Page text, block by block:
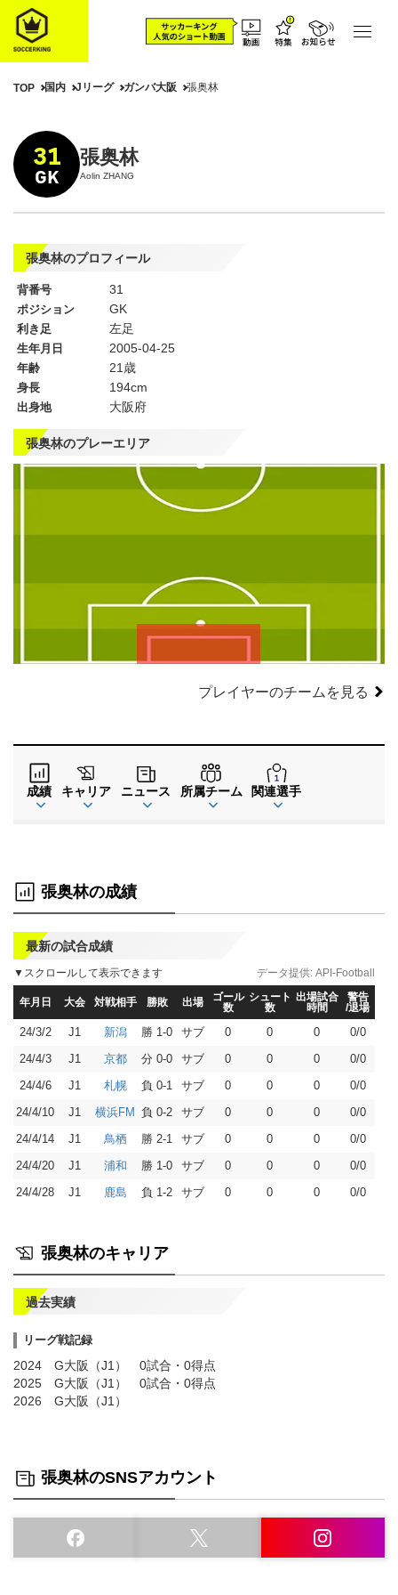
TOP 国内 Jリーグ ガンバ大阪 張奥林
31
GK
張奥林
Aolin ZHANG
張奥林のプロフィール
背番号 31
ポジション GK
利き足 左足
生年月日 2005-04-25
年齢 21歳
身長 194cm
出身地 大阪府
張奥林のプレーエリア
左
WG
CF
右
WG
CMF
CB
SB
GK
プレイヤーのチームを見る
成績 キャリア ニュース 所属チーム 関連選手
張奥林の成績
最新の試合成績
▼スクロールして表示できます
年月日 大会 対戦相手 勝敗 出場
ゴール
数
シュート
数
出場試合
時間
警告
/退場
24/3/2 J1 新潟 勝 1-0 サブ 0 0 0
0/0
24/4/3
J1 京都 分 0-0 サブ 0 0 0
0/0
24/4/6
J1 札幌 負 0-1 サブ 0 0 0
0/0
24/4/10
J1 横浜FM 負 0-2 サブ 0 0 0
0/0
24/4/14
J1 鳥栖 勝 2-1 サブ 0 0 0
0/0
24/4/20
J1 浦和 勝 1-0 サブ 0 0 0
0/0
24/4/28
J1 鹿島 負 1-2 サブ 0 0 0 0/0
データ提供: API-Football
張奥林のキャリア
過去実績
リーグ戦記録
2024 G大阪（J1） 0試合・0得点
2025 G大阪（J1） 0試合・0得点
2026 G大阪（J1）
張奥林のSNSアカウント